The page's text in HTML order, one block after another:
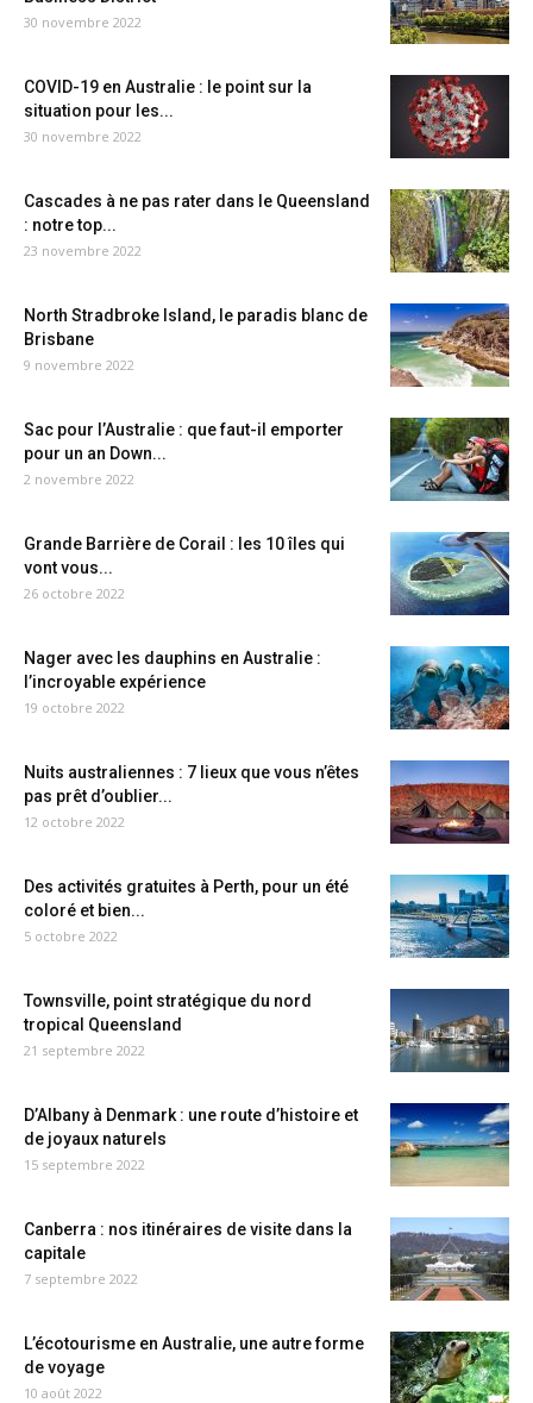
30 novembre 2022
COVID-19 en Australie : le point sur la
situation pour les...
30 novembre 2022
Cascades à ne pas rater dans le Queensland
: notre top...
23 novembre 2022
North Stradbroke Island, le paradis blanc de
Brisbane
9 novembre 2022
Sac pour l’Australie : que faut-il emporter
pour un an Down...
2 novembre 2022
Grande Barrière de Corail : les 10 îles qui
vont vous...
26 octobre 2022
Nager avec les dauphins en Australie :
l’incroyable expérience
19 octobre 2022
Nuits australiennes : 7 lieux que vous n’êtes
pas prêt d’oublier...
12 octobre 2022
Des activités gratuites à Perth, pour un été
coloré et bien...
5 octobre 2022
Townsville, point stratégique du nord
tropical Queensland
21 septembre 2022
D’Albany à Denmark : une route d’histoire et
de joyaux naturels
15 septembre 2022
Canberra : nos itinéraires de visite dans la
capitale
7 septembre 2022
L’écotourisme en Australie, une autre forme
de voyage
10 août 2022